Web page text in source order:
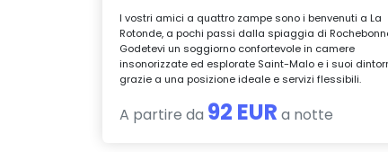
I vostri amici a quattro zampe sono i benvenuti a La
Rotonde, a pochi passi dalla spiaggia di
Godetevi un soggiorno confortevole in camere
insonorizzate ed esplorate Saint-Malo e i suoi
grazie a una posizione ideale e servizi flessibili.
A partire da 92 EUR a notte